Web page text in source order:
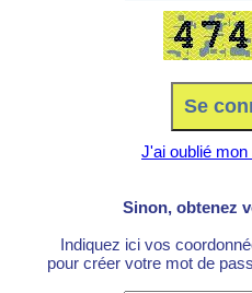
J'ai oublié
Sinon, obtenez
Indiquez ici vos
pour créer votre mot de